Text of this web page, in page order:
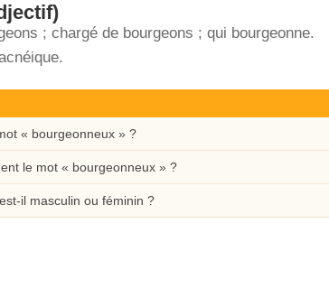
; chargé de bourgeons ; qui bourgeonne.
« bourgeonneux » ?
le mot « bourgeonneux » ?
il masculin ou féminin ?